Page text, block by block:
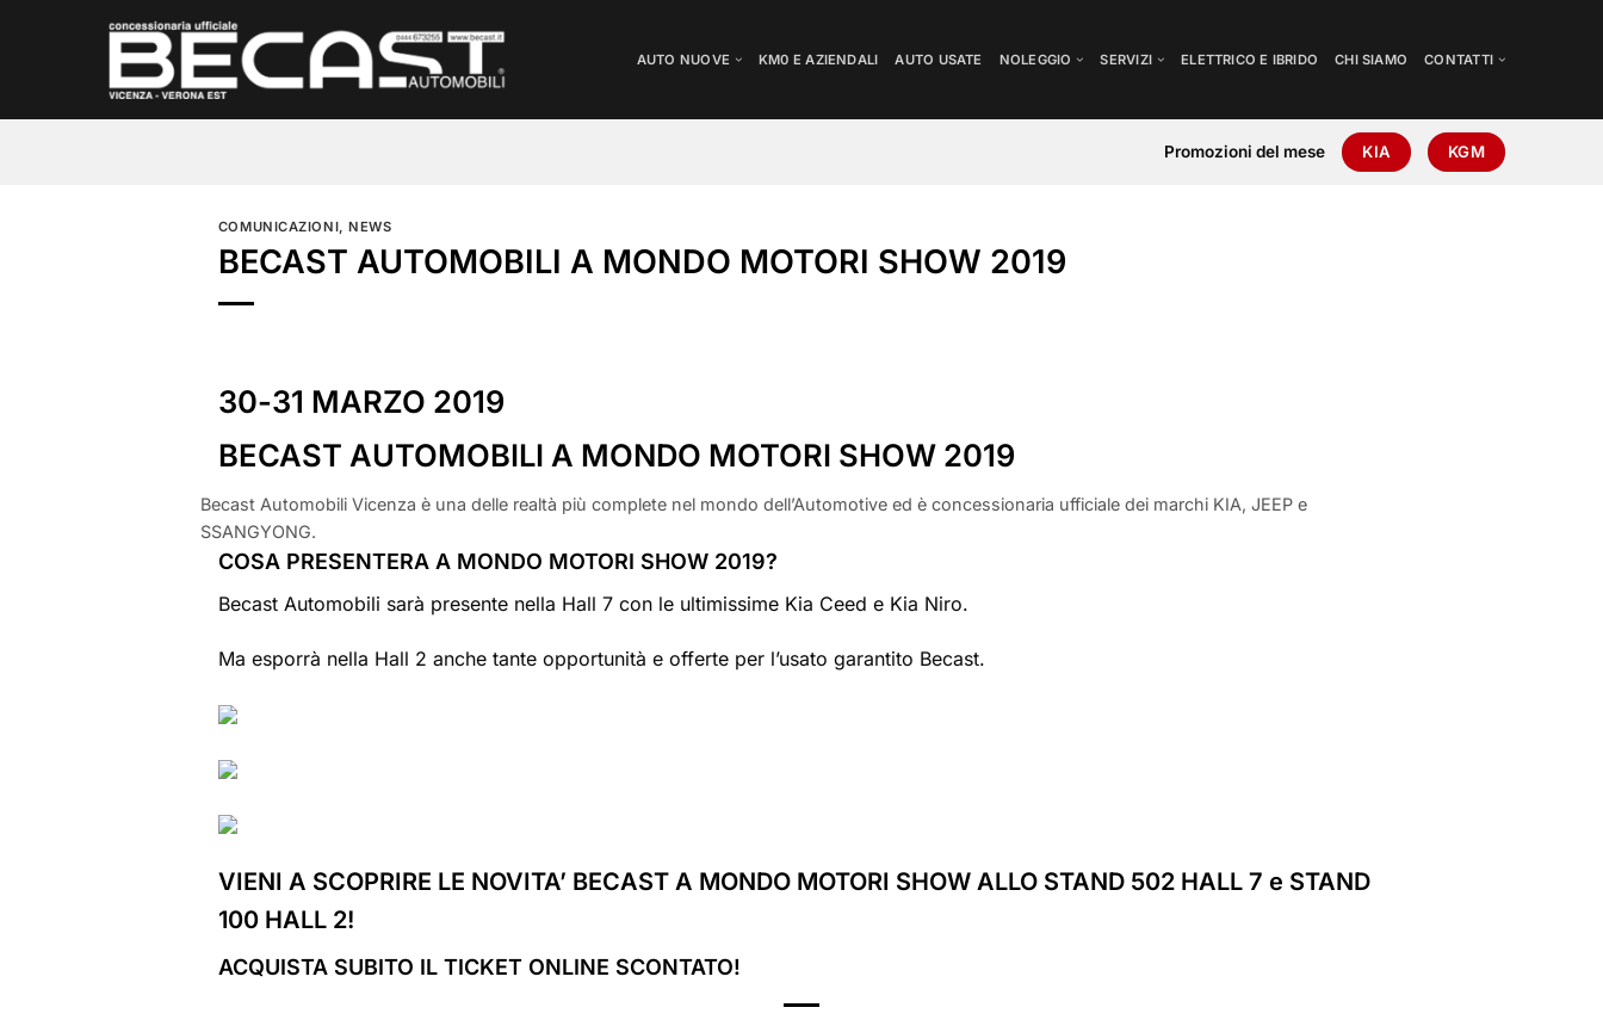
AUTO NUOVE KM0 E AZIENDALI AUTO USATE NOLEGGIO SERVIZI ELETTRICO E IBRIDO CHI SIAMO CONTATTI
Promozioni del mese KIA KGM
COMUNICAZIONI,NEWS
BECAST AUTOMOBILI A MONDO MOTORI SHOW 2019
30-31 MARZO 2019
BECAST AUTOMOBILI A MONDO MOTORI SHOW 2019
Becast Automobili Vicenza è una delle realtà più complete nel mondo dell’Automotive ed è concessionaria ufficiale dei marchi KIA, JEEP e
SSANGYONG.
COSA PRESENTERA A MONDO MOTORI SHOW 2019?
Becast Automobili sarà presente nella Hall 7 con le ultimissime Kia Ceed e Kia Niro.
Ma esporrà nella Hall 2 anche tante opportunità e offerte per l’usato garantito Becast.
VIENI A SCOPRIRE LE NOVITA’ BECAST A MONDO MOTORI SHOW ALLO STAND 502 HALL 7 e STAND
100 HALL 2!
ACQUISTA SUBITO IL TICKET ONLINE SCONTATO!